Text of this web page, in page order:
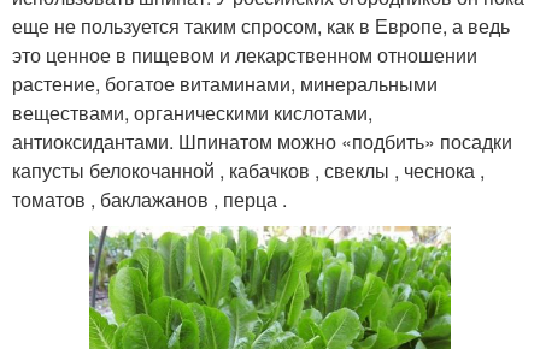
еще не пользуется таким спросом, как в Европе, а ведь
это ценное в пищевом и лекарственном отношении
растение, богатое витаминами, минеральными
веществами, органическими кислотами,
антиоксидантами. Шпинатом можно «подбить» посадки
капусты белокочанной , кабачков , свеклы , чеснока ,
томатов , баклажанов , перца .